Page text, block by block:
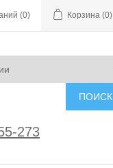
(0) Корзина (0)
ПОИСК
273